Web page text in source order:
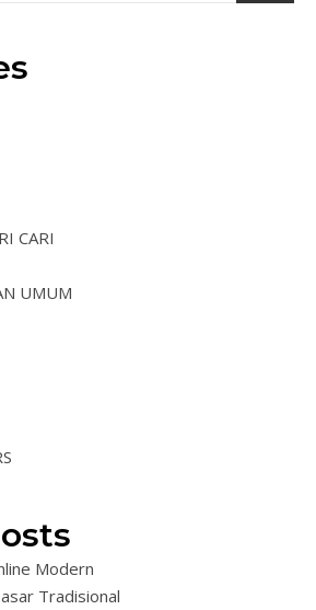
CARI
UMUM
Modern
Tradisional